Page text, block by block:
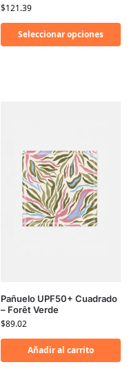
$121.39
Seleccionar opciones
Pañuelo UPF50+ Cuadrado
– Forêt Verde
$89.02
Añadir al carrito